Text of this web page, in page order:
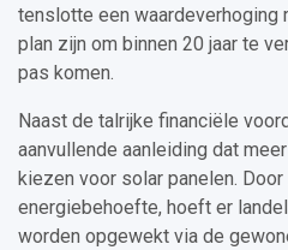
tenslotte een waardeverhoging
plan zijn om binnen 20 jaar te
pas komen.
Naast de talrijke financiële
aanvullende aanleiding dat
kiezen voor solar panelen.
energiebehoefte, hoeft er
worden opgewekt via de